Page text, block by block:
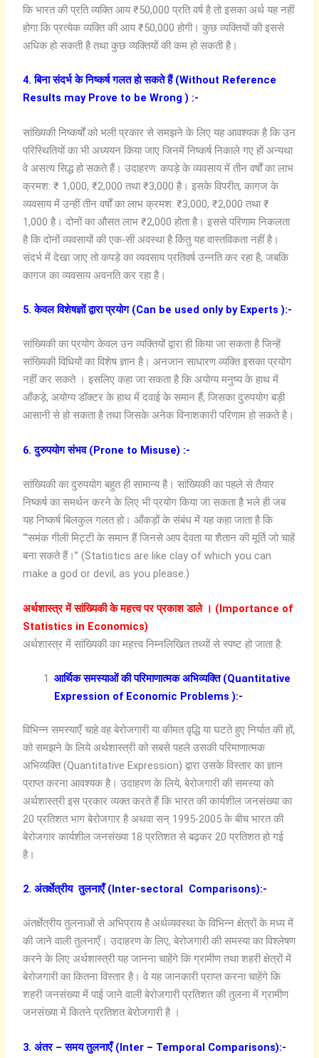
कि भारत की प्रति व्यक्ति आय ₹50,000 प्रति वर्ष है तो इसका अर्थ यह नहीं
होगा कि प्रत्येक व्यक्ति की आय ₹50,000 होगी। कुछ व्यक्तियों की इससे
अधिक हो सकती है तथा कुछ व्यक्तियों की कम हो सकती है।
4. बिना संदर्भ के निष्कर्ष गलत हो सकते हैं (Without Reference
Results may Prove to be Wrong ) :-
सांख्यिकी निष्कर्षों को भली प्रकार से समझने के लिए यह आवश्यक है कि उन
परिस्थितियों का भी अध्ययन किया जाए जिनमें निष्कर्ष निकाले गए हों अन्यथा
वे असत्य सिद्ध हो सकते हैं। उदाहरण: कपड़े के व्यवसाय में तीन वर्षों का लाभ
क्रमश: ₹ 1,000, ₹2,000 तथा ₹3,000 है। इसके विपरीत, कागज के
व्यवसाय में उन्हीं तीन वर्षों का लाभ क्रमश: ₹3,000, ₹2,000 तथा ₹
1,000 है। दोनों का औसत लाभ ₹2,000 होता है। इससे परिणाम निकलता
है कि दोनों व्यवसायों की एक-सी अवस्था है किंतु यह वास्तविकता नहीं है।
संदर्भ में देखा जाए तो कपड़े का व्यवसाय प्रतिवर्ष उन्नति कर रहा है, जबकि
कागज का व्यवसाय अवनति कर रहा है।
5. केवल विशेषज्ञों द्वारा प्रयोग (Can be used only by Experts ):-
सांख्यिकी का प्रयोग केवल उन व्यक्तियों द्वारा ही किया जा सकता है जिन्हें
सांख्यिकी विधियों का विशेष ज्ञान है। अनजान साधारण व्यक्ति इसका प्रयोग
नहीं कर सकते । इसलिए कहा जा सकता है कि अयोग्य मनुष्य के हाथ में
आँकड़े, अयोग्य डॉक्टर के हाथ में दवाई के समान हैं, जिसका दुरुपयोग बड़ी
आसानी से हो सकता है तथा जिसके अनेक विनाशकारी परिणाम हो सकते है।
6. दुरुपयोग संभव (Prone to Misuse) :-
सांख्यिकी का दुरुपयोग बहुत ही सामान्य है। सांख्यिकी का पहले से तैयार
निष्कर्ष का समर्थन करने के लिए भी प्रयोग किया जा सकता है भले ही जब
यह निष्कर्ष बिलकुल गलत हो। आँकड़ों के संबंध में यह कहा जाता है कि
‘“समंक गीली मिट्टी के समान हैं जिनसे आप देवता या शैतान की मूर्ति जो चाहें
बना सकते हैं।” (Statistics are like clay of which you can
make a god or devil, as you please.)
अर्थशास्त्र में सांख्यिकी के महत्त्व पर प्रकाश डाले । (Importance of
Statistics in Economics)
अर्थशास्त्र में सांख्यिकी का महत्त्व निम्नलिखित तथ्यों से स्पष्ट हो जाता है:
आर्थिक समस्याओं की परिमाणात्मक अभिव्यक्ति (Quantitative
Expression of Economic Problems ):-
विभिन्न समस्याएँ चाहे वह बेरोजगारी या कीमत वृद्धि या घटते हुए निर्यात की हों,
को समझने के लिये अर्थशास्त्री को सबसे पहले उसकी परिमाणात्मक
अभिव्यक्ति (Quantitative Expression) द्वारा उसके विस्तार का ज्ञान
प्राप्त करना आवश्यक है। उदाहरण के लिये, बेरोजगारी की समस्या को
अर्थशास्त्री इस प्रकार व्यक्त करते हैं कि भारत की कार्यशील जनसंख्या का
20 प्रतिशत भाग बेरोजगार है अथवा सन् 1995-2005 के बीच भारत की
बेरोजगार कार्यशील जनसंख्या 18 प्रतिशत से बढ़कर 20 प्रतिशत हो गई
है।
2. अंतर्क्षेत्रीय तुलनाएँ (Inter-sectoral Comparisons):-
अंतर्क्षेत्रीय तुलनाओं से अभिप्राय है अर्थव्यवस्था के विभिन्न क्षेत्रों के मध्य में
की जाने वाली तुलनाएँ। उदाहरण के लिए, बेरोजगारी की समस्या का विश्लेषण
करने के लिए अर्थशास्त्री यह जानना चाहेंगे कि ग्रामीण तथा शहरी क्षेत्रों में
बेरोजगारी का कितना विस्तार है। वे यह जानकारी प्राप्त करना चाहेंगे कि
शहरी जनसंख्या में पाई जाने वाली बेरोजगारी प्रतिशत की तुलना में ग्रामीण
जनसंख्या में कितने प्रतिशत बेरोजगारी है ।
3. अंतर – समय तुलनाएँ (Inter – Temporal Comparisons):-